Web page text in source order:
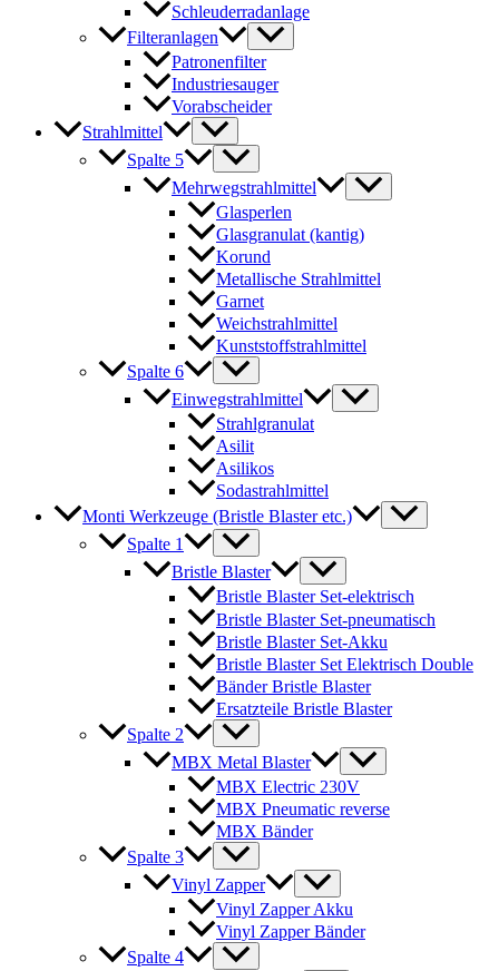
Schleuderradanlage
Filteranlagen
Patronenfilter
Industriesauger
Vorabscheider
Strahlmittel
Spalte 5
Mehrwegstrahlmittel
Glasperlen
Glasgranulat (kantig)
Korund
Metallische Strahlmittel
Garnet
Weichstrahlmittel
Kunststoffstrahlmittel
Spalte 6
Einwegstrahlmittel
Strahlgranulat
Asilit
Asilikos
Sodastrahlmittel
Monti Werkzeuge (Bristle Blaster etc.)
Spalte 1
Bristle Blaster
Bristle Blaster Set-elektrisch
Bristle Blaster Set-pneumatisch
Bristle Blaster Set-Akku
Bristle Blaster Set Elektrisch Double
Bänder Bristle Blaster
Ersatzteile Bristle Blaster
Spalte 2
MBX Metal Blaster
MBX Electric 230V
MBX Pneumatic reverse
MBX Bänder
Spalte 3
Vinyl Zapper
Vinyl Zapper Akku
Vinyl Zapper Bänder
Spalte 4